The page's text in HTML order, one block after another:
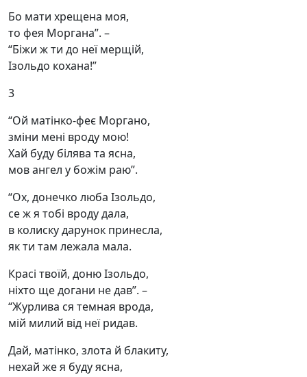
Бо мати хрещена моя,
то фея Моргана”. –
“Біжи ж ти до неї мерщій,
Ізольдо кохана!”
3
“Ой матінко-феє Моргано,
зміни мені вроду мою!
Хай буду білява та ясна,
мов ангел у божім раю”.
“Ох, донечко люба Ізольдо,
се ж я тобі вроду дала,
в колиску дарунок принесла,
як ти там лежала мала.
Красі твоїй, доню Ізольдо,
ніхто ще догани не дав”. –
“Журлива ся темная врода,
мій милий від неї ридав.
Дай, матінко, злота й блакиту,
нехай же я буду ясна,